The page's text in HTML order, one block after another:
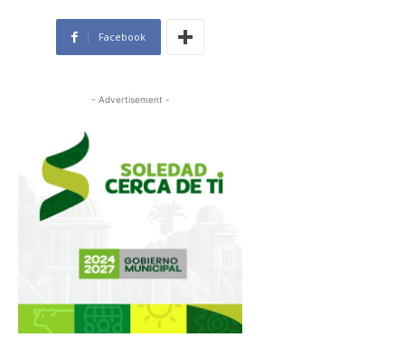
Facebook
- Advertisement -